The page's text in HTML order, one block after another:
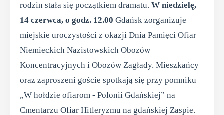
rodzin stała się początkiem dramatu. W niedzielę,
14 czerwca, o godz. 12.00 Gdańsk zorganizuje
miejskie uroczystości z okazji Dnia Pamięci Ofiar
Niemieckich Nazistowskich Obozów
Koncentracyjnych i Obozów Zagłady. Mieszkańcy
oraz zaproszeni goście spotkają się przy pomniku
„W hołdzie ofiarom - Polonii Gdańskiej” na
Cmentarzu Ofiar Hitleryzmu na gdańskiej Zaspie.